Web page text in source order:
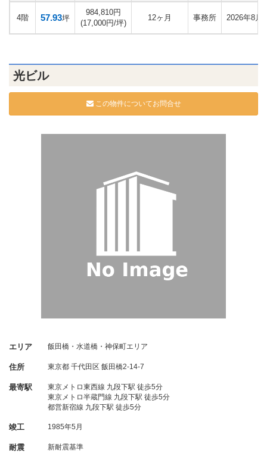
4階 57.93坪
984,810円
(17,000円/坪)
12ヶ月 事務所 2026年8月
光ビル
この物件についてお問合せ
エリア 飯田橋・水道橋・神保町エリア
住所 東京都 千代田区 飯田橋2-14-7
最寄駅
東京メトロ東西線 九段下駅 徒歩5分
東京メトロ半蔵門線 九段下駅 徒歩5分
都営新宿線 九段下駅 徒歩5分
竣工 1985年5月
耐震 新耐震基準